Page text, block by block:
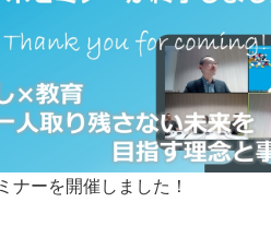
ナーを開催しました！